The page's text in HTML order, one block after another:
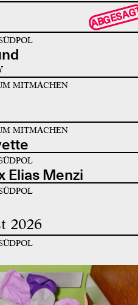
MITMACHEN
MITMACHEN
Elias Menzi
2026